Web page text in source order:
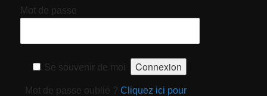
Mot de passe
Se souvenir de moi
Mot de passe oublié ?Cliquez ici pour